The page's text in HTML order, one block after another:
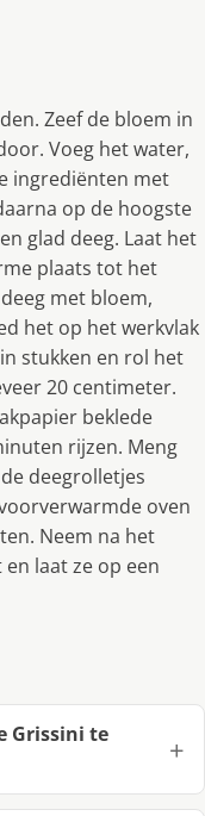
Zeef de bloem in
Voeg het water,
ingrediënten met
op de hoogste
glad deeg. Laat het
plaats tot het
met bloem,
het op het werkvlak
stukken en rol het
20 centimeter.
beklede
rijzen. Meng
deegrolletjes
oven
Neem na het
laat ze op een
Grissini te